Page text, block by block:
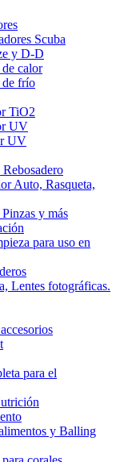
Scuba
y D-D
calor
de frío
TiO2
UV
UV
Auto, Rasqueta,
y más
para uso en
Lentes fotográficas.
para el
y Balling